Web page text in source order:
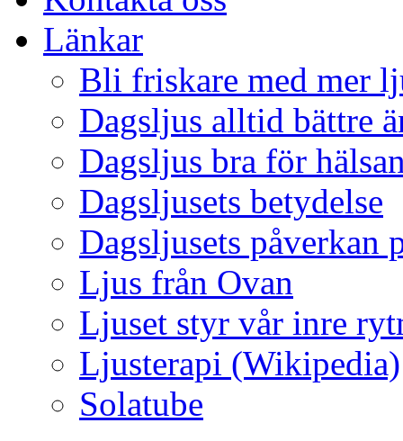
Länkar
Bli friskare med mer
Dagsljus alltid bättre
Dagsljus bra för
Dagsljusets betydelse
Dagsljusets påverkan
Ljus från Ovan
Ljuset styr vår inre
Ljusterapi (Wikipedia)
Solatube